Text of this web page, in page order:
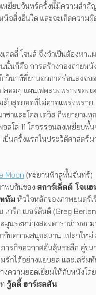
หยียบจันทร์ครั้งนี้มีความสำคั
นือสิ่งอื่นใด และจะเกิดความ
คลลี่ โจนส์ จึงจำเป็นต้องหาแ
นั้นก็คือ การสร้างกองถ่ายหนั
วินาทีที่ยานอวกาศร่อนลงจอ
ลอมๆ แผนเฟคลวงพรางของเ
ลับสุดยอดที่ไม่อาจแพร่งพราย
าซ่าและโคล เดวิส ก็พยายามทุ
ลโล่ 11 โคจรร่อนลงเหยียบพื้
เป็นครั้งแรกในประวัติศาสตร์ม
Moon (ทะยานฟ้าสู่พื้นจันทร์)
พบกันของ สการ์เล็ตต์ โจแ
ทัม หัวใจหลักของภาพยนตร์เ
เกร็ก เบอร์ลันติ (Greg
ะมุนระหว่างสองดารานำออก
กับความสนุกสนาน แปลกใหม่
ภารกิจอวกาศอันลุ้นระลึก คู่ขน
รักได้อย่างแยบยล และเสริม
งความยอดเยี่ยมให้กับหนังโด
วู้ดดี้ ฮาร์เรลสัน